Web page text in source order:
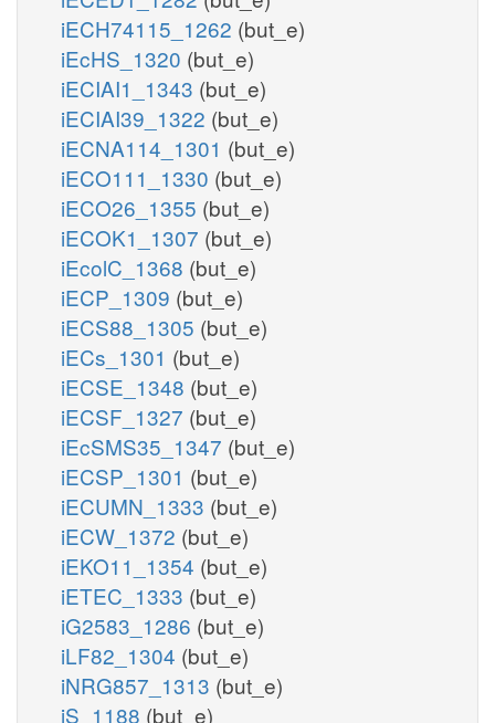
iECH74115_1262 (but_e)
iEcHS_1320 (but_e)
iECIAI1_1343 (but_e)
iECIAI39_1322 (but_e)
iECNA114_1301 (but_e)
iECO111_1330 (but_e)
iECO26_1355 (but_e)
iECOK1_1307 (but_e)
iEcolC_1368 (but_e)
iECP_1309 (but_e)
iECS88_1305 (but_e)
iECs_1301 (but_e)
iECSE_1348 (but_e)
iECSF_1327 (but_e)
iEcSMS35_1347 (but_e)
iECSP_1301 (but_e)
iECUMN_1333 (but_e)
iECW_1372 (but_e)
iEKO11_1354 (but_e)
iETEC_1333 (but_e)
iG2583_1286 (but_e)
iLF82_1304 (but_e)
iNRG857_1313 (but_e)
iS_1188 (but_e)